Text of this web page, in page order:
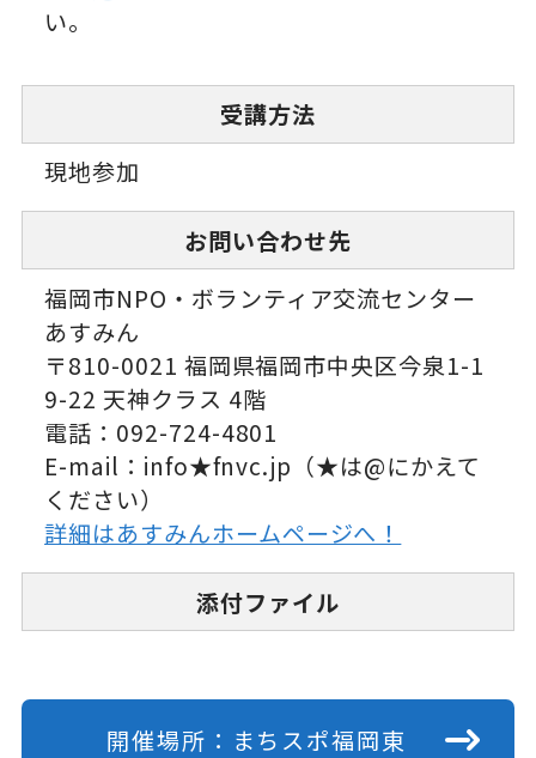
い。
受講方法
現地参加
お問い合わせ先
福岡市NPO・ボランティア交流センター
あすみん
〒810-0021 福岡県福岡市中央区今泉1-1
9-22 天神クラス 4階
電話：092-724-4801
E-mail：info★fnvc.jp（★は@にかえて
ください）
詳細はあすみんホームページへ！
添付ファイル
開催場所：まちスポ福岡東